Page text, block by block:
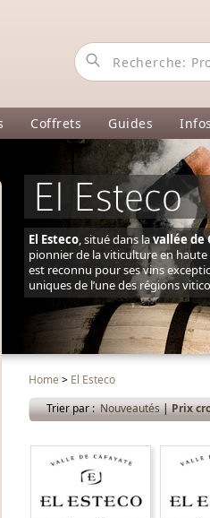
Coffrets Guides
El Esteco
El Esteco, situé dans lavallée de
pionnier de la viticulture en
est reconnu pour ses vins
uniques de l’une des régions
Home > El Esteco
Trier par :Nouveautés|Prix